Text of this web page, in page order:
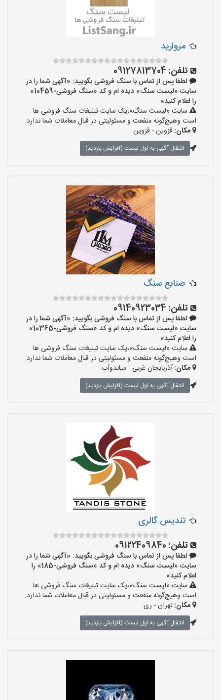
مروارید
تلفن: 09127813704
لطفا پس از تماس با سنگ فروشی بگویید: «آگهی شما را در
سایت «لیست سنگ» دیده ام و کد «سنگ فروشی-10459»
را اعلام کنید»
سایت «لیست سنگ»،یک سایت تبلیغات سنگ فروشی ها
است وهیچ‌گونه منفعت و مسئولیتی در قبال معاملات شما ندارد.
مکان: قزوین - قزوین
انتقال آگهی به اول لیست (افزایش بازدید)
صنایع سنگ
تلفن: 09140923034
لطفا پس از تماس با سنگ فروشی بگویید: «آگهی شما را در
سایت «لیست سنگ» دیده ام و کد «سنگ فروشی-10365»
را اعلام کنید»
سایت «لیست سنگ»،یک سایت تبلیغات سنگ فروشی ها
است وهیچ‌گونه منفعت و مسئولیتی در قبال معاملات شما ندارد.
مکان:آذربایجان غربی - میاندوآب
انتقال آگهی به اول لیست (افزایش بازدید)
تندیس گالری
تلفن: 09122409840
لطفا پس از تماس با سنگ فروشی بگویید: «آگهی شما را در
سایت «لیست سنگ» دیده ام و کد «سنگ فروشی-185» را
اعلام کنید»
سایت «لیست سنگ»،یک سایت تبلیغات سنگ فروشی ها
است وهیچ‌گونه منفعت و مسئولیتی در قبال معاملات شما ندارد.
مکان:تهران - ری
انتقال آگهی به اول لیست (افزایش بازدید)